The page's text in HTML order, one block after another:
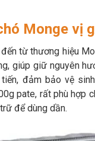
Monge vị
từ thương hiệu
giúp giữ nguyên
đảm bảo vệ
pate, rất phù hợp
để dùng dần.